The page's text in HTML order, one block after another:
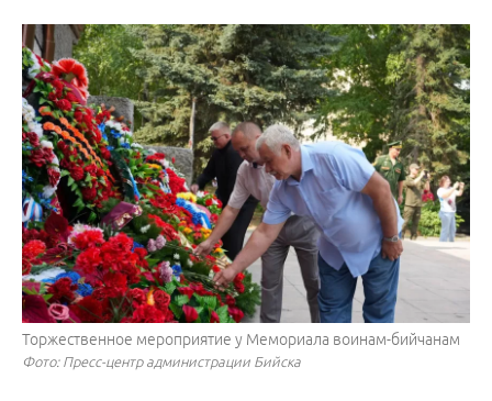
Торжественное мероприятие у Мемориала воинам-бийчанам
Фото: Пресс-центр администрации Бийска